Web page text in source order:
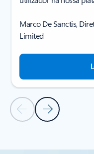
Diapositivo Anterior
Diapositivo
Marco De Sanctis,
Limited
Voltar às histórias de